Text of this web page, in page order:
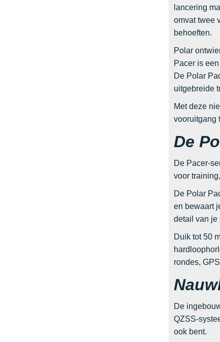
lancering
omvat twee
behoeften.
Polar
Pacer is
De Polar
uitgebreide
Met deze
vooruitgang
De
De Pacer-
voor
De Polar
en bewaart
detail van je
Duik tot 50
rondes,
De
QZSS-
ook bent.